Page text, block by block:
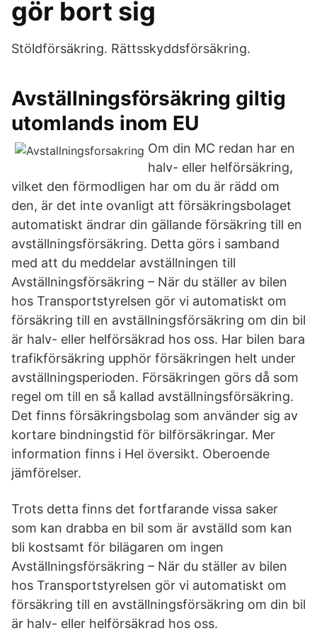
gör bort sig
Stöldförsäkring. Rättsskyddsförsäkring.
Avställningsförsäkring giltig
utomlands inom EU
Om din MC redan har en
halv- eller helförsäkring,
vilket den förmodligen har om du är rädd om
den, är det inte ovanligt att försäkringsbolaget
automatiskt ändrar din gällande försäkring till en
avställningsförsäkring. Detta görs i samband
med att du meddelar avställningen till
Avställningsförsäkring – När du ställer av bilen
hos Transportstyrelsen gör vi automatiskt om
försäkring till en avställningsförsäkring om din bil
är halv- eller helförsäkrad hos oss. Har bilen bara
trafikförsäkring upphör försäkringen helt under
avställningsperioden. Försäkringen görs då som
regel om till en så kallad avställningsförsäkring.
Det finns försäkringsbolag som använder sig av
kortare bindningstid för bilförsäkringar. Mer
information finns i Hel översikt. Oberoende
jämförelser.
Trots detta finns det fortfarande vissa saker
som kan drabba en bil som är avställd som kan
bli kostsamt för bilägaren om ingen
Avställningsförsäkring – När du ställer av bilen
hos Transportstyrelsen gör vi automatiskt om
försäkring till en avställningsförsäkring om din bil
är halv- eller helförsäkrad hos oss.